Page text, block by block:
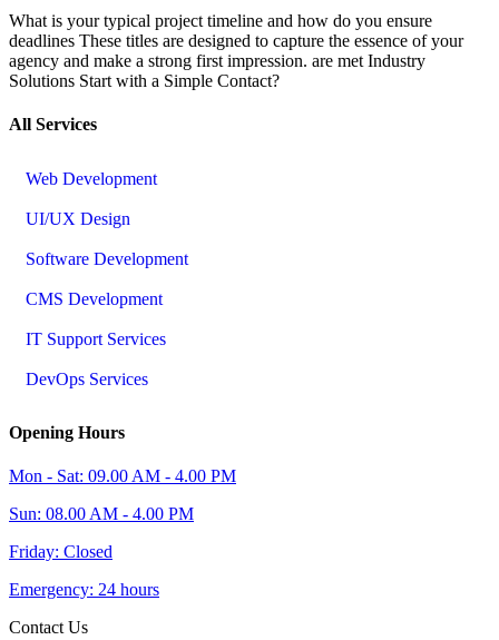
What is your typical project timeline and how do you ensure
deadlines These titles are designed to capture the essence of your
agency and make a strong first impression. are met Industry
Solutions Start with a Simple Contact?
All Services
Web Development
UI/UX Design
Software Development
CMS Development
IT Support Services
DevOps Services
Opening Hours
Mon - Sat: 09.00 AM - 4.00 PM
Sun: 08.00 AM - 4.00 PM
Friday: Closed
Emergency: 24 hours
Contact Us